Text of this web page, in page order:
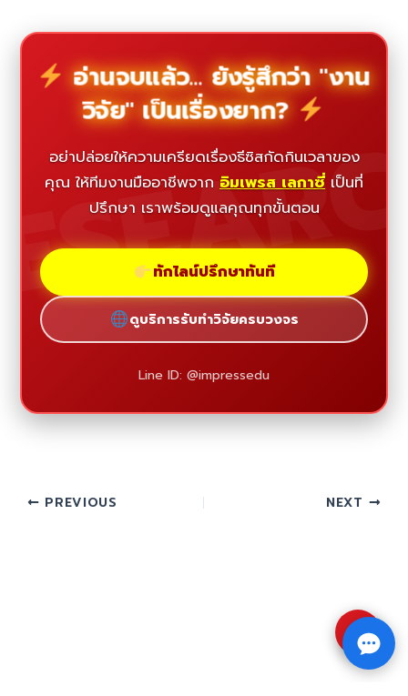
อ่านจบแล้ว... ยังรู้สึกว่า "งาน
วิจัย" เป็นเรื่องยาก?
อย่าปล่อยให้ความเครียดเรื่องธีซิสกัดกินเวลาของ
คุณ ให้ทีมงานมืออาชีพจาก อิมเพรส เลกาซี่ เป็นที่
ปรึกษา เราพร้อมดูแลคุณทุกขั้นตอน
ทักไลน์ปรึกษาทันที
ดูบริการรับทำวิจัยครบวงจร
Line ID: @impressedu
PREVIOUS NEXT
⇧